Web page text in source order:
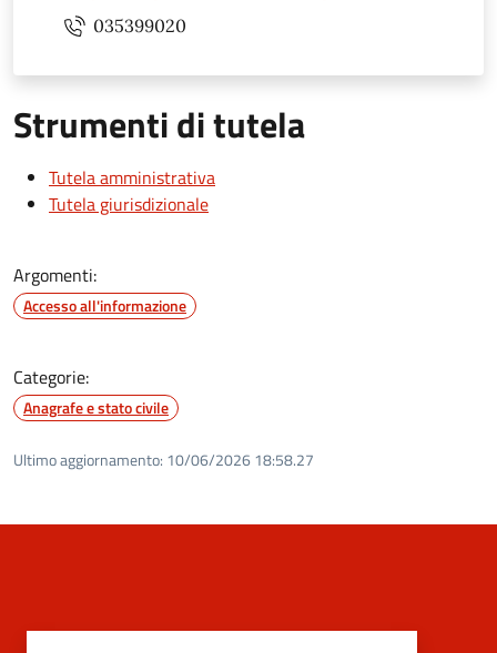
035399020
Strumenti di tutela
Tutela amministrativa
Tutela giurisdizionale
Argomenti:
Accesso all'informazione
Categorie:
Anagrafe e stato civile
Ultimo aggiornamento: 10/06/2026 18:58.27